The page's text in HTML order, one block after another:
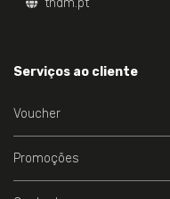
tndm.pt
Serviços ao cliente
Voucher
Promoções